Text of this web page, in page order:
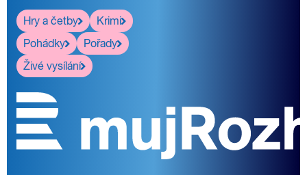
Hry a četby
Krimi
Pohádky
Pořady
Živé vysílání